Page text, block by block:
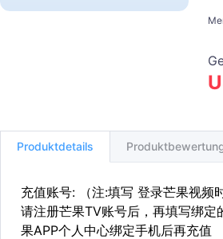
Produktdetails Produktbewertung
充值账号: （注:填写 登录芒果视
请注册芒果TV账号后，再填写绑
果APP个人中心绑定手机后再充值